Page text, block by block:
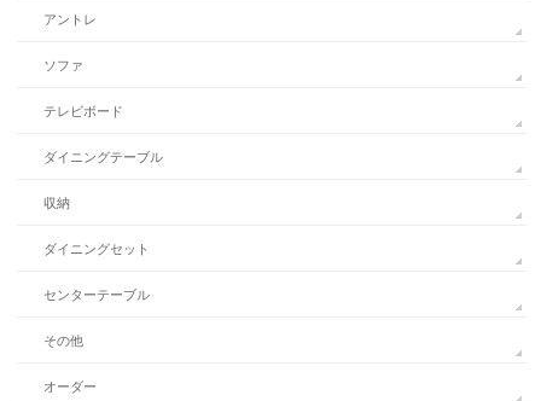
アントレ
ソファ
テレビボード
ダイニングテーブル
収納
ダイニングセット
センターテーブル
その他
オーダー